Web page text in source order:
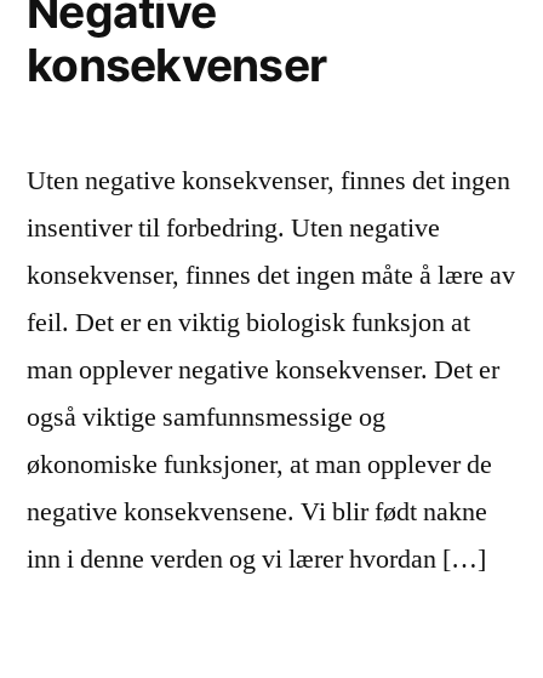
Negative
konsekvenser
Uten negative konsekvenser, finnes det ingen
insentiver til forbedring. Uten negative
konsekvenser, finnes det ingen måte å lære av
feil. Det er en viktig biologisk funksjon at
man opplever negative konsekvenser. Det er
også viktige samfunnsmessige og
økonomiske funksjoner, at man opplever de
negative konsekvensene. Vi blir født nakne
inn i denne verden og vi lærer hvordan […]